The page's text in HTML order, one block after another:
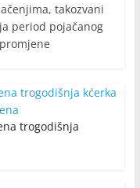
takozvani
period pojačanog
trogodišnja